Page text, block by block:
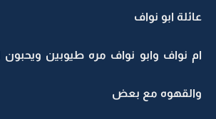
عائلة ابو نواف
ام نواف وابو نواف مره طيوبين
والقهوه مع بعض